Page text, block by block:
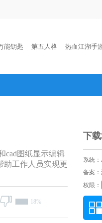
能钥匙 第五人格 热血江湖手
cad图纸显示编辑
助工作人员实现更
18%
下
系统
备案：
权限：